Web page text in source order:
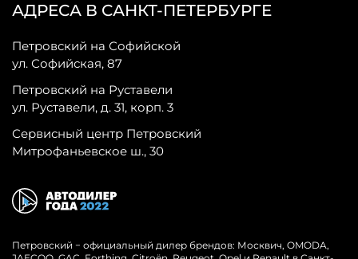
АДРЕСА В САНКТ-ПЕТЕРБУРГЕ
Петровский на Софийской
ул. Софийская, 87
Петровский на Руставели
ул. Руставели, д. 31, корп. 3
Сервисный центр Петровский
Митрофаньевское ш., 30
Петровский − официальный дилер брендов: Москвич, OMODA,